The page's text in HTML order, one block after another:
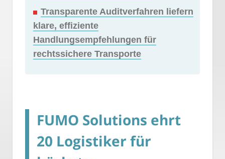
Transparente Auditverfahren liefern
klare, effiziente
Handlungsempfehlungen für
rechtssichere Transporte
FUMO Solutions ehrt
20 Logistiker für